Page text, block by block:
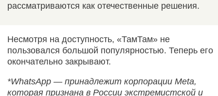
рассматриваются как отечественные решения.
Несмотря на доступность, «ТамТам» не
пользовался большой популярностью. Теперь его
окончательно закрывают.
*WhatsApp — принадлежит корпорации Meta,
которая признана в России экстремистской и